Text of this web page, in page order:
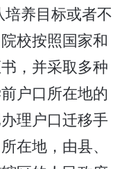
养目标或者不
校按照国家和
，并采取多种
户口所在地的
理户口迁移手
在地，由县、